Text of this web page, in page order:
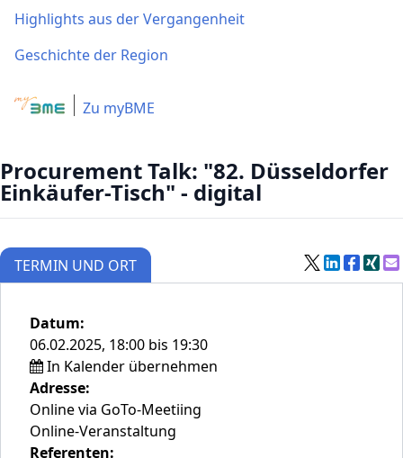
Highlights aus der Vergangenheit
Geschichte der Region
Zu myBME
Procurement Talk: "82. Düsseldorfer
Einkäufer-Tisch" - digital
TERMIN UND ORT
Datum:
06.02.2025, 18:00 bis 19:30
In Kalender übernehmen
Adresse:
Online via GoTo-Meetiing
Online-Veranstaltung
Referenten: